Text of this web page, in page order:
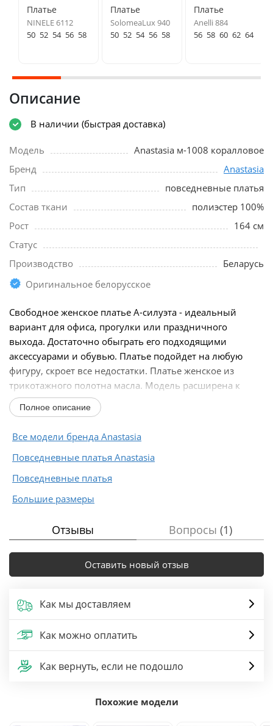
Платье
NINELE 6112
50 52 54 56 58
Платье
SolomeaLux 940
50 52 54 56 58
Платье
Anelli 884
56 58 60 62 64
Описание
В наличии (быстрая доставка)
Модель
Anastasia м-1008 коралловое
Бренд
Anastasia
Тип
повседневные платья
Состав ткани
полиэстер 100%
Рост
164 см
Статус
Производство
Беларусь
Оригинальное белорусское
Свободное женское платье А-силуэта - идеальный
вариант для офиса, прогулки или праздничного
выхода. Достаточно обыграть его подходящими
аксессуарами и обувью. Платье подойдет на любую
фигуру, скроет все недостатки. Платье женское из
трикотажного полотна масла. Модель расширена к
низу...
Полное описание
Все модели бренда Anastasia
Повседневные платья Anastasia
Повседневные платья
Большие размеры
Отзывы Вопросы (1)
Оставить новый отзыв
Как мы доставляем
Как можно оплатить
Как вернуть, если не подошло
Похожие модели